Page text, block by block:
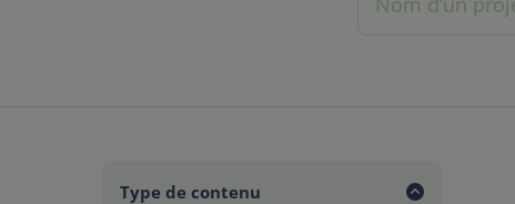
Type de contenu